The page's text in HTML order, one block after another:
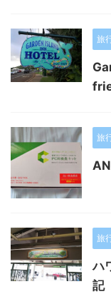
旅
旅
旅
ハ
記